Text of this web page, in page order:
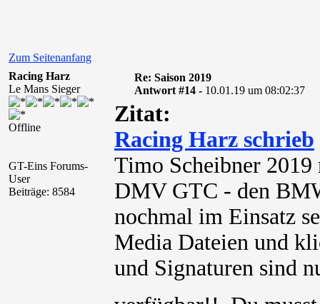
Zum Seitenanfang
Racing Harz
Le Mans Sieger
Offline
GT-Eins Forums-
User
Beiträge: 8584
Re: Saison 2019
Antwort #14 - 10.01.19 um 08:02:37
Zitat:
Racing Harz schrieb
Timo Scheibner
DMV GTC - den
nochmal im Einsatz
Media Dateien und
und Signaturen sind